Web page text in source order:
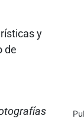
y
de